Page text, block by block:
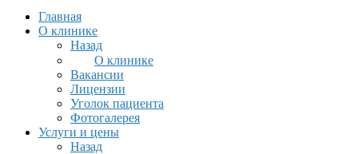
Главная
О клинике
Назад
О клинике
Вакансии
Лицензии
Уголок пациента
Фотогалерея
Услуги и цены
Назад